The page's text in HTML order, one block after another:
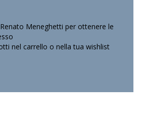
Meneghetti per ottenere le
nel carrello o nella tua wishlist